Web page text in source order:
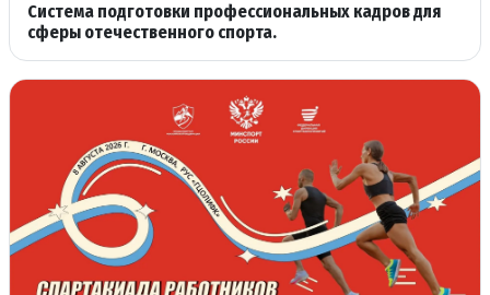
Система подготовки профессиональных кадров для
сферы отечественного спорта.